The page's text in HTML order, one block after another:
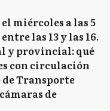
miércoles a las 5
las 13 y las 16.
y provincial: qué
con circulación
Transporte
de